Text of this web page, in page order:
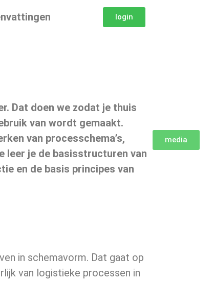
login
Dat doen we zodat je thuis
van wordt gemaakt.
van processchema’s,
leer je de basisstructuren van
en de basis principes van
in schemavorm. Dat gaat op
van logistieke processen in
media